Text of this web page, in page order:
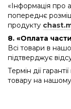
«Інформація про
попереднє
продукту
8. «Оплата
Всі товари в
підтверджує
Термін дії
товару на нашому